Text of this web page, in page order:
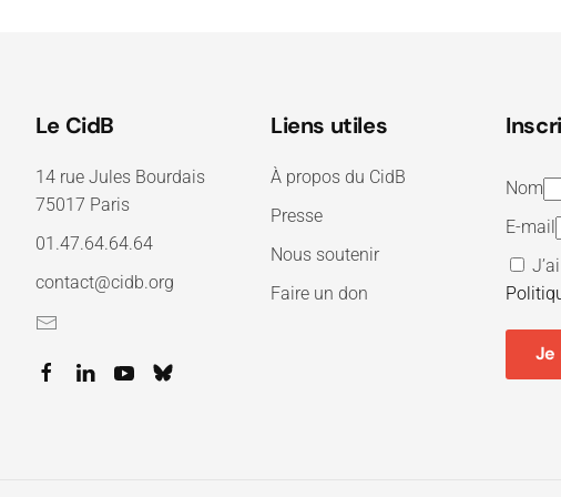
Le CidB
14 rue Jules Bourdais
75017 Paris
01.47.64.64.64
contact@cidb.org
Liens utiles
À propos du CidB
Presse
Nous soutenir
Faire un don
Nom
E-mail
Je